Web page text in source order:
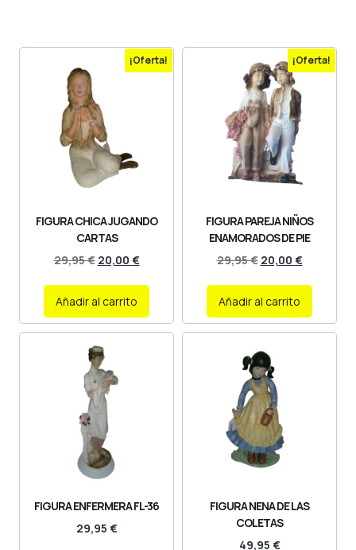
¡Oferta!
FIGURA CHICA JUGANDO
CARTAS
29,95€ 20,00 €
Añadir al carrito
¡Oferta!
FIGURA PAREJA NIÑOS
ENAMORADOS DE PIE
29,95€ 20,00 €
Añadir al carrito
FIGURA ENFERMERA FL-36
29,95 €
FIGURA NENA DE LAS
COLETAS
49,95 €